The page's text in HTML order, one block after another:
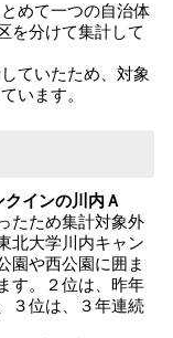
めて一つの自治体
を分けて集計して
ていたため、対象
います。
インの川内Ａ
たため集計対象外
北大学川内キャン
園や西公園に囲ま
す。２位は、昨年
３位は、３年連続